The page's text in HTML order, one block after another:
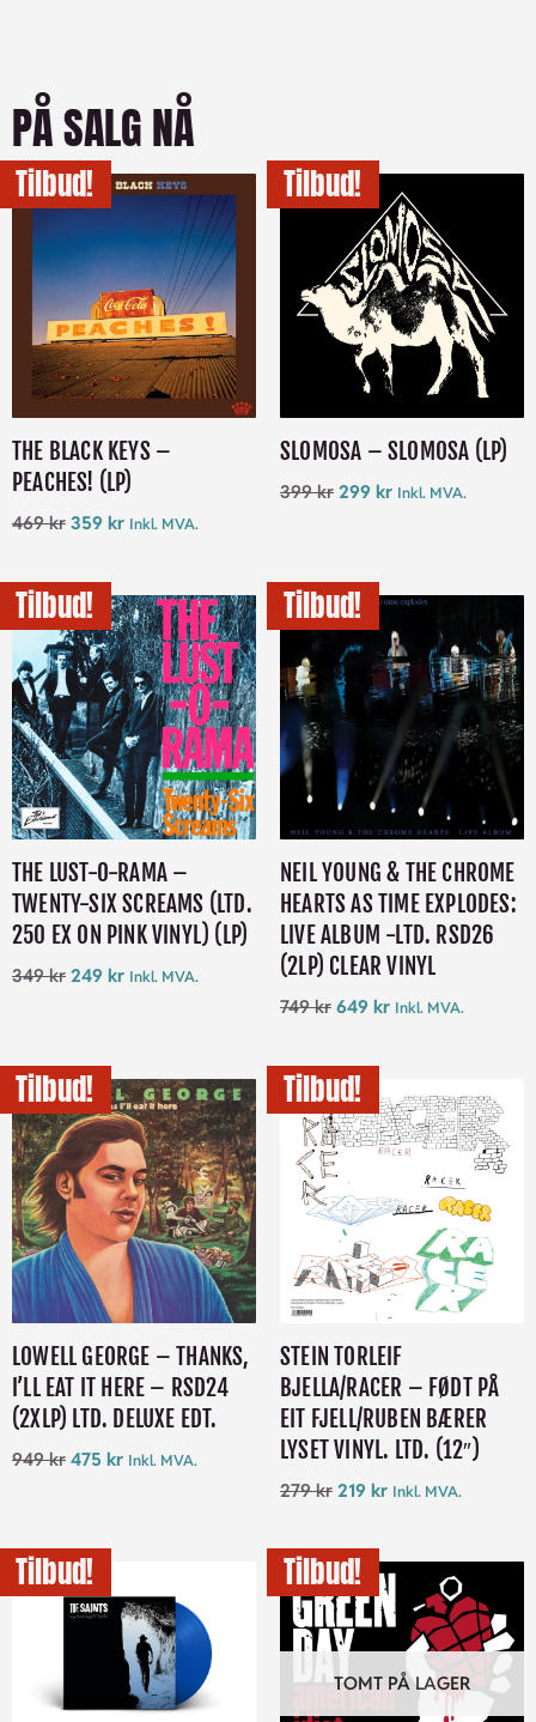
PÅ SALG NÅ
Tilbud!
THE BLACK KEYS –
PEACHES! (LP)
469kr 359 kr Inkl. MVA.
Tilbud!
SLOMOSA – SLOMOSA (LP)
399kr 299 kr Inkl. MVA.
Tilbud!
THE LUST-O-RAMA –
TWENTY-SIX SCREAMS (LTD.
250 EX ON PINK VINYL) (LP)
349kr 249 kr Inkl. MVA.
Tilbud!
NEIL YOUNG & THE CHROME
HEARTS AS TIME EXPLODES:
LIVE ALBUM -LTD. RSD26
(2LP) CLEAR VINYL
749kr 649 kr Inkl. MVA.
Tilbud!
LOWELL GEORGE – THANKS,
I’LL EAT IT HERE – RSD24
(2XLP) LTD. DELUXE EDT.
949kr 475 kr Inkl. MVA.
Tilbud!
STEIN TORLEIF
BJELLA/RACER – FØDT PÅ
EIT FJELL/RUBEN BÆRER
LYSET VINYL. LTD. (12″)
279kr 219 kr Inkl. MVA.
Tilbud!
TOMT PÅ LAGER
Tilbud!